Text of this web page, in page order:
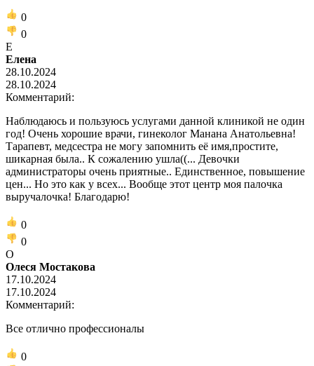
0
0
Е
Елена
28.10.2024
28.10.2024
Комментарий:
Наблюдаюсь и пользуюсь услугами данной клиникой не один
год! Очень хорошие врачи, гинеколог Манана Анатольевна!
Тарапевт, медсестра не могу запомнить её имя,простите,
шикарная была.. К сожалению ушла((... Девочки
администраторы очень приятные.. Единственное, повышение
цен... Но это как у всех... Вообще этот центр моя палочка
выручалочка! Благодарю!
0
0
О
Олеся Мостакова
17.10.2024
17.10.2024
Комментарий:
Все отлично профессионалы
0